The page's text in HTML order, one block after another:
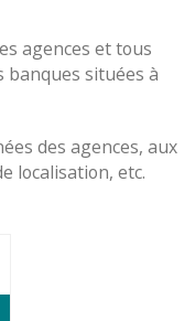
agences et tous
situées à
des agences, aux
localisation, etc.